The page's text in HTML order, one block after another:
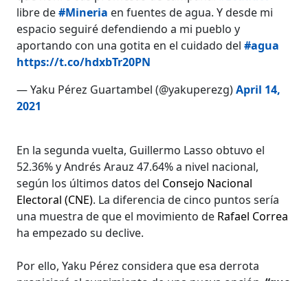
libre de#Mineria en fuentes de agua. Y desde mi
espacio seguiré defendiendo a mi pueblo y
aportando con una gotita en el cuidado del#agua
https://t.co/hdxbTr20PN
— Yaku Pérez Guartambel (@yakuperezg)April 14,
2021
En la segunda vuelta, Guillermo Lasso obtuvo el
52.36% y Andrés Arauz 47.64% a nivel nacional,
según los últimos datos del Consejo Nacional
Electoral (CNE). La diferencia de cinco puntos sería
una muestra de que el movimiento de Rafael Correa
ha empezado su declive.
Por ello, Yaku Pérez considera que esa derrota